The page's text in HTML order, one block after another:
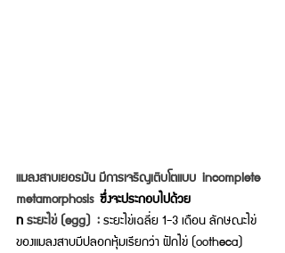
แมลงสาบเยอรมัน มีการเจริญเติบโตแบบ incomplete
metamorphosis ซึ่งจะประกอบไปด้วย
· ระยะไข่ (egg) : ระยะไข่เฉลี่ย 1-3 เดือน ลักษณะไข่
ของแมลงสาบมีปลอกหุ้มเรียกว่า ฝักไข่ (ootheca)